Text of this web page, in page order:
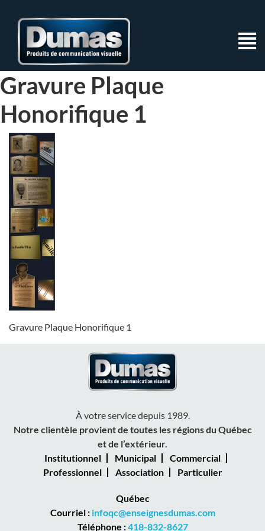
Gravure Plaque
Honorifique 1
Gravure Plaque Honorifique 1
À votre service depuis 1989.
Notre clientèle provient de toutes les régions du Québec
et de l’extérieur.
Institutionnel
Municipal
Commercial
Professionnel
Association Particulier
Québec
Courriel : infoqc@enseignesdumas.com
Téléphone :418-832-8627